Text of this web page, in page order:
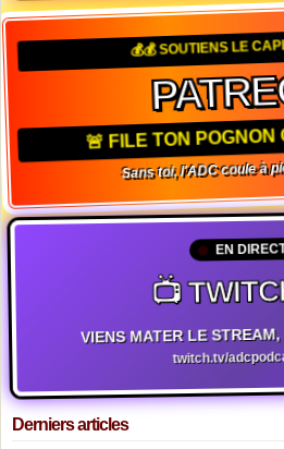
💰💰 SOUTIENS LE
🚨 FILE TON POGNON
Sans toi, l'ADC coule à
EN
📺
VIENS MATER LE
twitch.tv/
Derniers articles